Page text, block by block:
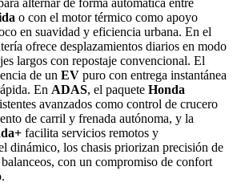
alternar de forma automática entre
o con el motor térmico como apoyo
en suavidad y eficiencia urbana. En el
ofrece desplazamientos diarios en modo
largos con repostaje convencional. El
de un EV puro con entrega instantánea
En ADAS, el paquete Honda
avanzados como control de crucero
de carril y frenada autónoma, y la
facilita servicios remotos y
dinámico, los chasis priorizan precisión de
con un compromiso de confort